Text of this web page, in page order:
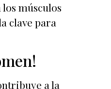
músculos
clave para
a la